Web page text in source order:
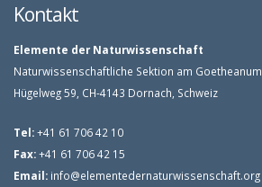
Kontakt
Elemente der Naturwissenschaft
Naturwissenschaftliche Sektion am Goetheanum
Hügelweg 59, CH-4143 Dornach, Schweiz
Tel:+41 61 706 42 10
Fax:+41 61 706 42 15
Email: info@elementedernaturwissenschaft.org